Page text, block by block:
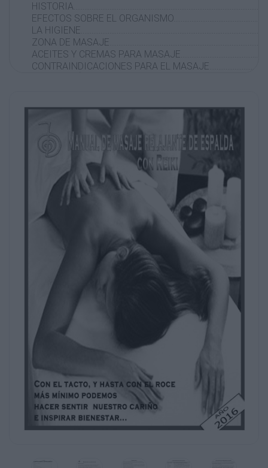
EFECTOS SOBRE EL
LA
ZONA DE
ACEITES Y CREMAS PARA
CONTRAINDICACIONES PARA EL
TOMA DE
CONTACTO
-----------------------MANIOBRAS DE
DIGITALES………………………………………………………………………………………..9
VACIAJE
AMASAMIENTO
AMASAMIENTO PALMO
MARCADO DIGITAL DE LA COLUMNA
FRICCIONES EN
FRICCIONES EN CIRCULOS CON LAS DOS
AMASADO DEL
FRICCIONES
PASO DEL
FRICCIONES
CACHETEO CUBITALES Y
CONSEJOS Y PREGUNTAS MÁS
15, 16, 20, 21, 22, 22, 24
RELAJACIÓN
VISUALIZACIÓN
RESUMEN DE LAS MANIOBRAS DEL
1
MASAJE RELAJANTE DE ESPALDA CON REIKI.
los libros